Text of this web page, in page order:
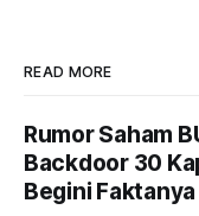
READ MORE
Rumor Saham
Backdoor 30
Begini Faktanya